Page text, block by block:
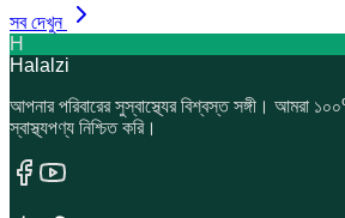
সব দেখুন
H
Halalzi
আপনার পরিবারের সুস্বাস্থ্যের বিশ্বস্ত সঙ্গী। আমরা
স্বাস্থ্যপণ্য নিশ্চিত করি।